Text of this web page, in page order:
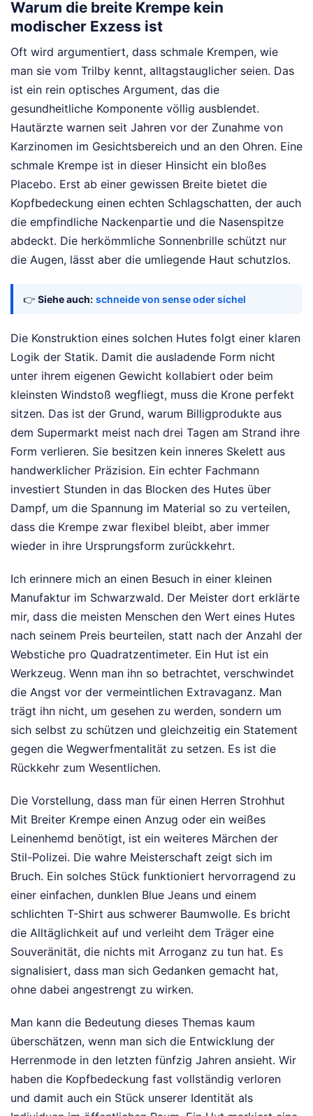
Warum die breite Krempe kein
modischer Exzess ist
Oft wird argumentiert, dass schmale Krempen, wie
man sie vom Trilby kennt, alltagstauglicher seien. Das
ist ein rein optisches Argument, das die
gesundheitliche Komponente völlig ausblendet.
Hautärzte warnen seit Jahren vor der Zunahme von
Karzinomen im Gesichtsbereich und an den Ohren. Eine
schmale Krempe ist in dieser Hinsicht ein bloßes
Placebo. Erst ab einer gewissen Breite bietet die
Kopfbedeckung einen echten Schlagschatten, der auch
die empfindliche Nackenpartie und die Nasenspitze
abdeckt. Die herkömmliche Sonnenbrille schützt nur
die Augen, lässt aber die umliegende Haut schutzlos.
👉 Siehe auch: schneide von sense oder sichel
Die Konstruktion eines solchen Hutes folgt einer klaren
Logik der Statik. Damit die ausladende Form nicht
unter ihrem eigenen Gewicht kollabiert oder beim
kleinsten Windstoß wegfliegt, muss die Krone perfekt
sitzen. Das ist der Grund, warum Billigprodukte aus
dem Supermarkt meist nach drei Tagen am Strand ihre
Form verlieren. Sie besitzen kein inneres Skelett aus
handwerklicher Präzision. Ein echter Fachmann
investiert Stunden in das Blocken des Hutes über
Dampf, um die Spannung im Material so zu verteilen,
dass die Krempe zwar flexibel bleibt, aber immer
wieder in ihre Ursprungsform zurückkehrt.
Ich erinnere mich an einen Besuch in einer kleinen
Manufaktur im Schwarzwald. Der Meister dort erklärte
mir, dass die meisten Menschen den Wert eines Hutes
nach seinem Preis beurteilen, statt nach der Anzahl der
Webstiche pro Quadratzentimeter. Ein Hut ist ein
Werkzeug. Wenn man ihn so betrachtet, verschwindet
die Angst vor der vermeintlichen Extravaganz. Man
trägt ihn nicht, um gesehen zu werden, sondern um
sich selbst zu schützen und gleichzeitig ein Statement
gegen die Wegwerfmentalität zu setzen. Es ist die
Rückkehr zum Wesentlichen.
Die Vorstellung, dass man für einen Herren Strohhut
Mit Breiter Krempe einen Anzug oder ein weißes
Leinenhemd benötigt, ist ein weiteres Märchen der
Stil-Polizei. Die wahre Meisterschaft zeigt sich im
Bruch. Ein solches Stück funktioniert hervorragend zu
einer einfachen, dunklen Blue Jeans und einem
schlichten T-Shirt aus schwerer Baumwolle. Es bricht
die Alltäglichkeit auf und verleiht dem Träger eine
Souveränität, die nichts mit Arroganz zu tun hat. Es
signalisiert, dass man sich Gedanken gemacht hat,
ohne dabei angestrengt zu wirken.
Man kann die Bedeutung dieses Themas kaum
überschätzen, wenn man sich die Entwicklung der
Herrenmode in den letzten fünfzig Jahren ansieht. Wir
haben die Kopfbedeckung fast vollständig verloren
und damit auch ein Stück unserer Identität als